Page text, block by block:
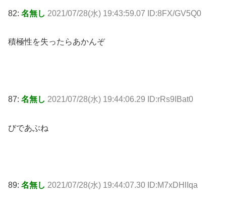
82: 名無し 2021/07/28(水) 19:43:59.07 ID:8FX/GV5Q0
積極性を失ったらあかんぞ
87: 名無し 2021/07/28(水) 19:44:06.29 ID:rRs9IBat0
びであぶね
89: 名無し 2021/07/28(水) 19:44:07.30 ID:M7xDHlIqa